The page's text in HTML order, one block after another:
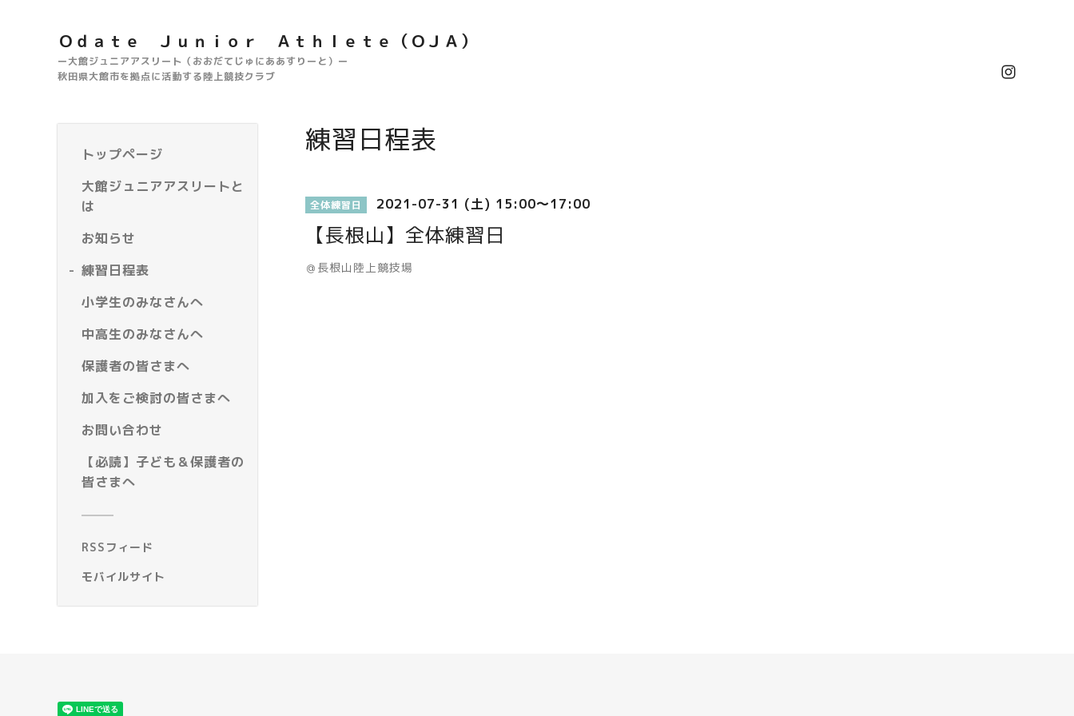
Ｏｄａｔｅ Ｊｕｎｉｏｒ Ａｔｈｌｅｔｅ（ＯＪＡ）
ー大館ジュニアアスリート（おおだてじゅにああすりーと）ー
秋田県大館市を拠点に活動する陸上競技クラブ
トップページ
大館ジュニアアスリートと
は
お知らせ
練習日程表
小学生のみなさんへ
中高生のみなさんへ
保護者の皆さまへ
加入をご検討の皆さまへ
お問い合わせ
【必読】子ども＆保護者の
皆さまへ
RSSフィード
モバイルサイト
練習日程表
全体練習日 2021-07-31 (土) 15:00～17:00
【長根山】全体練習日
＠長根山陸上競技場